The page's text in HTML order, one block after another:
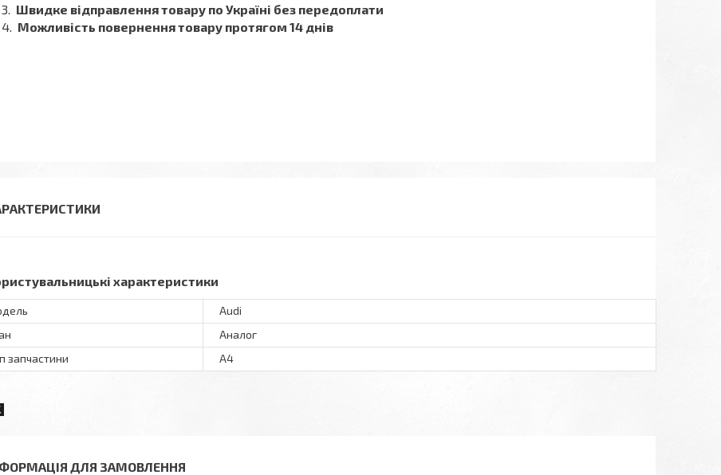
Швидке відправлення товару по Україні без передоплати
Можливість повернення товару протягом 14 днів
характеристики
Audi
Аналог
запчастини
A4
ДЛЯ ЗАМОВЛЕННЯ